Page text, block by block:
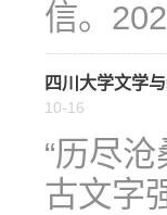
信。
四川大学文学
10-16
“历尽
古文字